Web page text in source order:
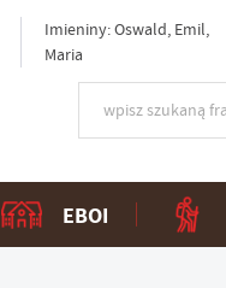
Imieniny: Oswald, Emil,
Maria
EBOI